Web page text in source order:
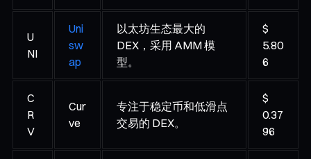
U
NI
Uni
sw
ap
以太坊生态最大的
DEX，采用 AMM 模
型。
$
5.80
6
C
R
V
Cur
ve
专注于稳定币和低滑点
交易的 DEX。
$
0.37
96